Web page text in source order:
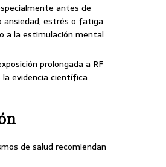
antes de
ansiedad, estrés o fatiga
a la estimulación mental
prolongada a RF
evidencia científica
de salud recomiendan